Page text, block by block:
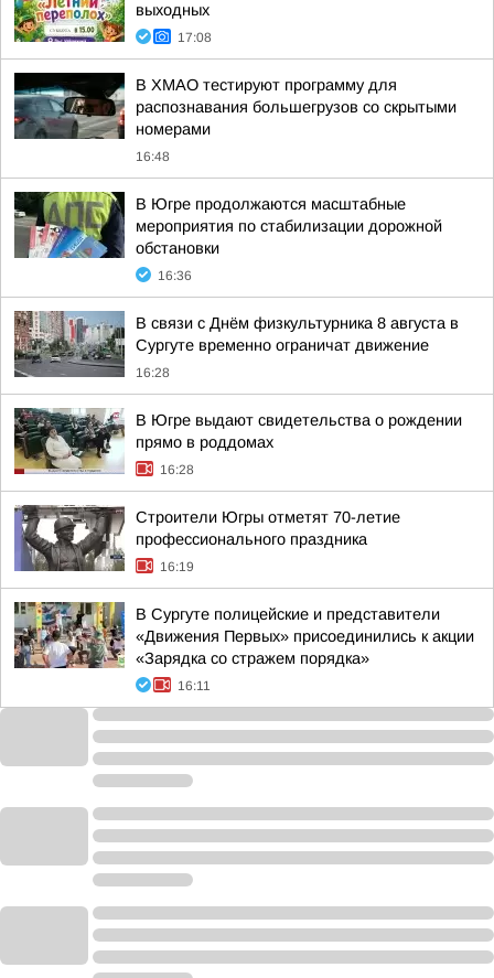
выходных
17:08
В ХМАО тестируют программу для
распознавания большегрузов со скрытыми
номерами
16:48
В Югре продолжаются масштабные
мероприятия по стабилизации дорожной
обстановки
16:36
В связи с Днём физкультурника 8 августа в
Сургуте временно ограничат движение
16:28
В Югре выдают свидетельства о рождении
прямо в роддомах
16:28
Строители Югры отметят 70-летие
профессионального праздника
16:19
В Сургуте полицейские и представители
«Движения Первых» присоединились к акции
«Зарядка со стражем порядка»
16:11